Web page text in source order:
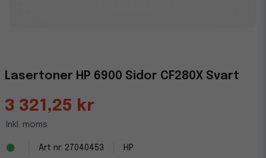
Lasertoner HP 6900 Sidor CF280X Svart
3 321,25 kr
Inkl. moms
27040453 HP